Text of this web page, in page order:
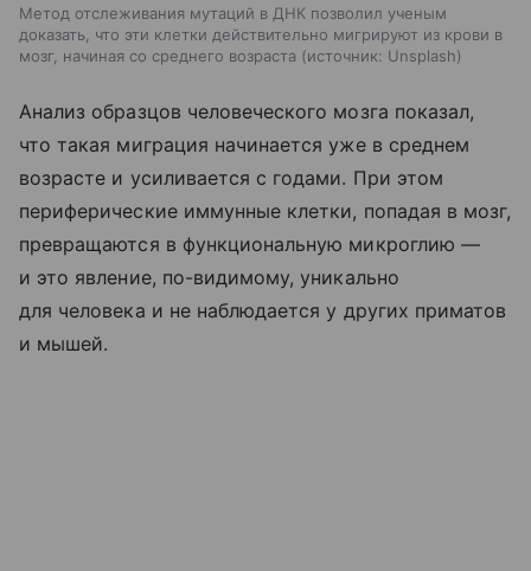
Метод отслеживания мутаций в ДНК позволил ученым
доказать, что эти клетки действительно мигрируют из крови в
мозг, начиная со среднего возраста
источник: Unsplash
Анализ образцов человеческого мозга показал,
что такая миграция начинается уже в среднем
возрасте и усиливается с годами. При этом
периферические иммунные клетки, попадая в мозг,
превращаются в функциональную микроглию —
и это явление, по-видимому, уникально
для человека и не наблюдается у других приматов
и мышей.